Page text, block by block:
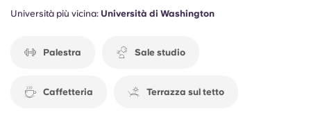
intrattenimento e alle principali linee di trasporto pubblico, il
complesso residenziale offre la soluzione ideale per gli studenti che
Università più vicina: Università di Washington
Palestra Sale studio
Caffetteria Terrazza sul tetto